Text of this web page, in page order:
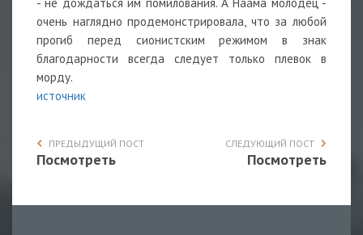
очень наглядно продемонстрировала, что за любой
прогиб перед сионистским режимом в знак
благодарности всегда следует только плевок в
морду.
источник
ПРЕДЫДУЩИЙ ПОСТ
Посмотреть
СЛЕДУЮЩИЙ ПОСТ
Посмотреть